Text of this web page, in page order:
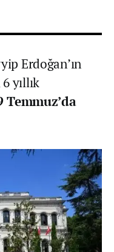
Erdoğan’ın
yıllık
Temmuz’da